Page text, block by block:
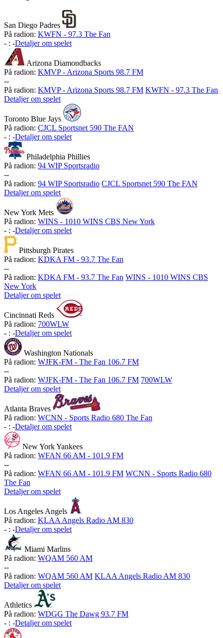
San Diego Padres
På radion: KWFN - 97.3 The Fan
- : -Detaljer om spelet
Arizona Diamondbacks
På radion: KMVP - Arizona Sports 98.7 FM
--
På radion: KMVP - Arizona Sports 98.7 FM KWFN - 97.3 The Fan
Detaljer om spelet
Toronto Blue Jays
På radion: CJCL Sportsnet 590 The FAN
- : -Detaljer om spelet
Philadelphia Phillies
På radion: 94 WIP Sportsradio
--
På radion: 94 WIP Sportsradio CJCL Sportsnet 590 The FAN
Detaljer om spelet
New York Mets
På radion: WINS - 1010 WINS CBS New York
- : -Detaljer om spelet
Pittsburgh Pirates
På radion: KDKA FM - 93.7 The Fan
--
På radion: KDKA FM - 93.7 The Fan WINS - 1010 WINS CBS
New York
Detaljer om spelet
Cincinnati Reds
På radion: 700WLW
- : -Detaljer om spelet
Washington Nationals
På radion: WJFK-FM - The Fan 106.7 FM
--
På radion: WJFK-FM - The Fan 106.7 FM 700WLW
Detaljer om spelet
Atlanta Braves
På radion: WCNN - Sports Radio 680 The Fan
- : -Detaljer om spelet
New York Yankees
På radion: WFAN 66 AM - 101.9 FM
--
På radion: WFAN 66 AM - 101.9 FM WCNN - Sports Radio 680
The Fan
Detaljer om spelet
Los Angeles Angels
På radion: KLAA Angels Radio AM 830
- : -Detaljer om spelet
Miami Marlins
På radion: WQAM 560 AM
--
På radion: WQAM 560 AM KLAA Angels Radio AM 830
Detaljer om spelet
Athletics
På radion: WDGG The Dawg 93.7 FM
- : -Detaljer om spelet